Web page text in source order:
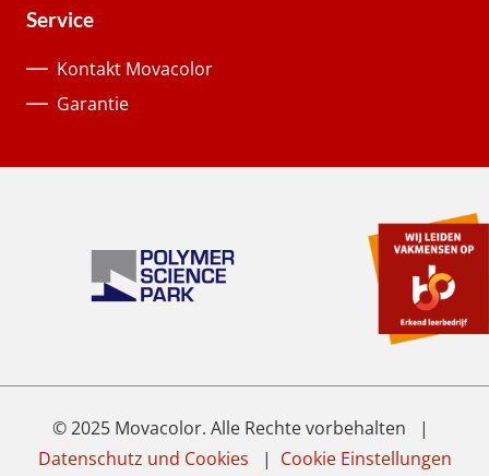
Service
Kontakt Movacolor
Garantie
© 2025 Movacolor. Alle Rechte vorbehalten |
Datenschutz und Cookies | Cookie Einstellungen